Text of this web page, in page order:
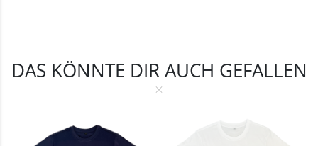
DAS KÖNNTE DIR AUCH GEFALLEN